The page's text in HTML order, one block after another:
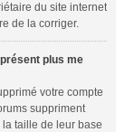
du site internet
de la corriger.
plus me
votre compte
suppriment
taille de leur base